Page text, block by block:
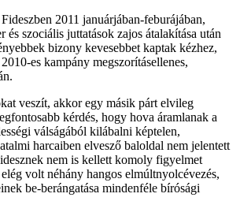
2011 januárjában-feburájában,
és szociális juttatások zajos átalakítása után
bizony kevesebbet kaptak kézhez,
es kampány megszorításellenes,
veszít, akkor egy másik párt elvileg
kérdés, hogy hova áramlanak a
válságából kilábalni képtelen,
harcaiben elvesző baloldal nem jelentett
nem is kellett komoly figyelmet
volt néhány hangos elmúltnyolcévezés,
be-berángatása mindenféle bírósági